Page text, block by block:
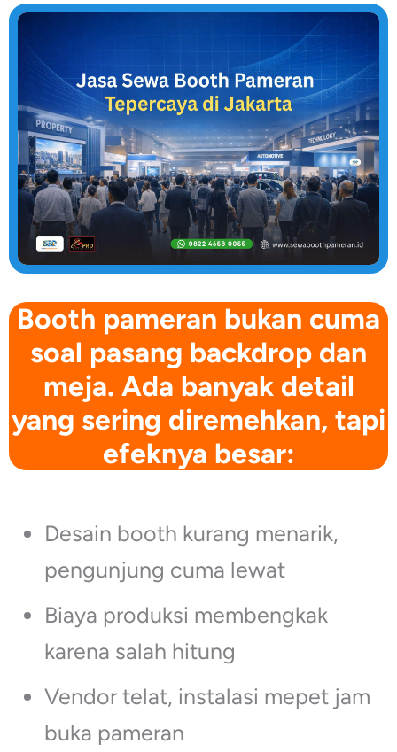
Booth pameran bukan cuma
soal pasang backdrop dan
meja. Ada banyak detail
yang sering diremehkan, tapi
efeknya besar:
Desain booth kurang menarik,
pengunjung cuma lewat
Biaya produksi membengkak
karena salah hitung
Vendor telat, instalasi mepet jam
buka pameran